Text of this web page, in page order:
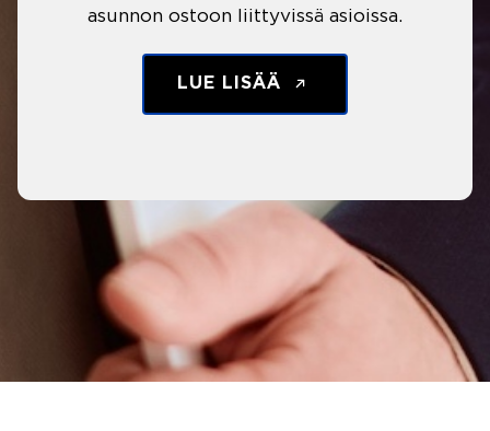
asunnon ostoon liittyvissä asioissa.
LUE LISÄÄ